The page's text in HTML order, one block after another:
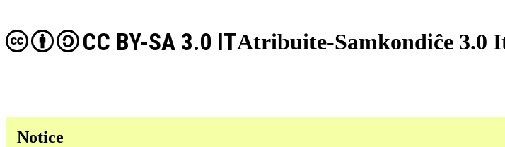
Atribuite-Samkondiĉe 3.0
CC BY-SA 3.0 IT
Notice